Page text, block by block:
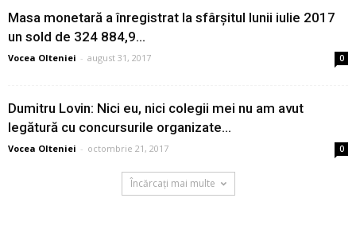
Masa monetară a înregistrat la sfârşitul lunii iulie 2017
un sold de 324 884,9...
Vocea Olteniei - august 31, 2017 0
Dumitru Lovin: Nici eu, nici colegii mei nu am avut
legătură cu concursurile organizate...
Vocea Olteniei - octombrie 21, 2017 0
Încărcați mai multe